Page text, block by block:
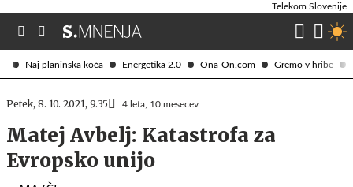
Naj planinska koča Energetika 2.0 Ona-On.com Gremo v hribe
Telekom Slovenije
Petek, 8. 10. 2021, 9.35 4 leta, 10 mesecev
Matej Avbelj: Katastrofa za
Evropsko unijo